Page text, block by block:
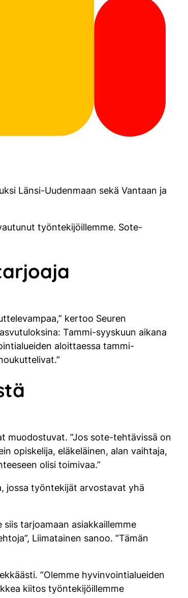
Länsi-Uudenmaan sekä Vantaan ja
työntekijöillemme. Sote-
kertoo Seuren
Tammi-syyskuun aikana
aloittaessa tammi-
muodostuvat. ”Jos sote-tehtävissä on
opiskelija, eläkeläinen, alan vaihtaja,
olisi toimivaa.”
jossa työntekijät arvostavat yhä
tarjoamaan asiakkaillemme
Liimatainen sanoo. ”Tämän
”Olemme hyvinvointialueiden
kiitos työntekijöillemme